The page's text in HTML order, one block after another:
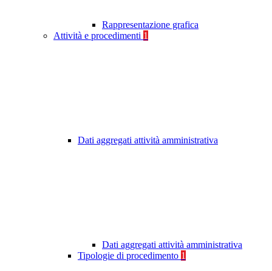
Rappresentazione grafica
Attività e procedimenti 1
Dati aggregati attività amministrativa
Dati aggregati attività amministrativa
Tipologie di procedimento 1